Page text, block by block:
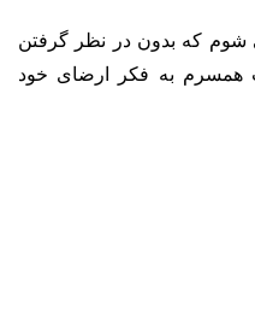
شوم که بدون در نظر گرفتن
همسرم به فکر ارضای خود